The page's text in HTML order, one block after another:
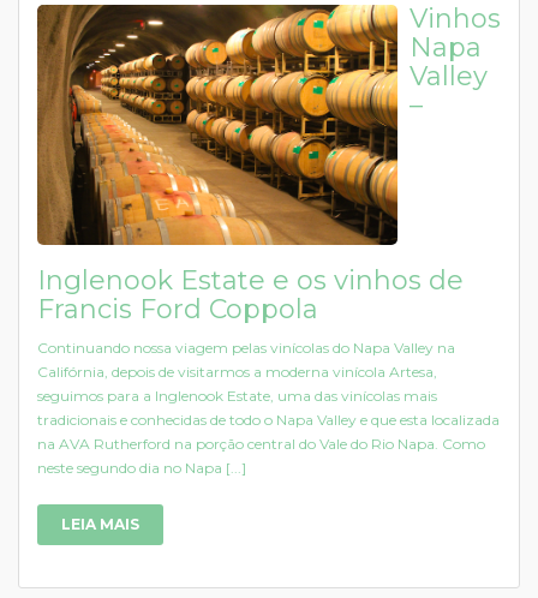
Vinhos
Napa
Valley
–
Inglenook Estate e os vinhos de
Francis Ford Coppola
Continuando nossa viagem pelas vinícolas do Napa Valley na
Califórnia, depois de visitarmos a moderna vinícola Artesa,
seguimos para a Inglenook Estate, uma das vinícolas mais
tradicionais e conhecidas de todo o Napa Valley e que esta localizada
na AVA Rutherford na porção central do Vale do Rio Napa. Como
neste segundo dia no Napa [...]
LEIA MAIS